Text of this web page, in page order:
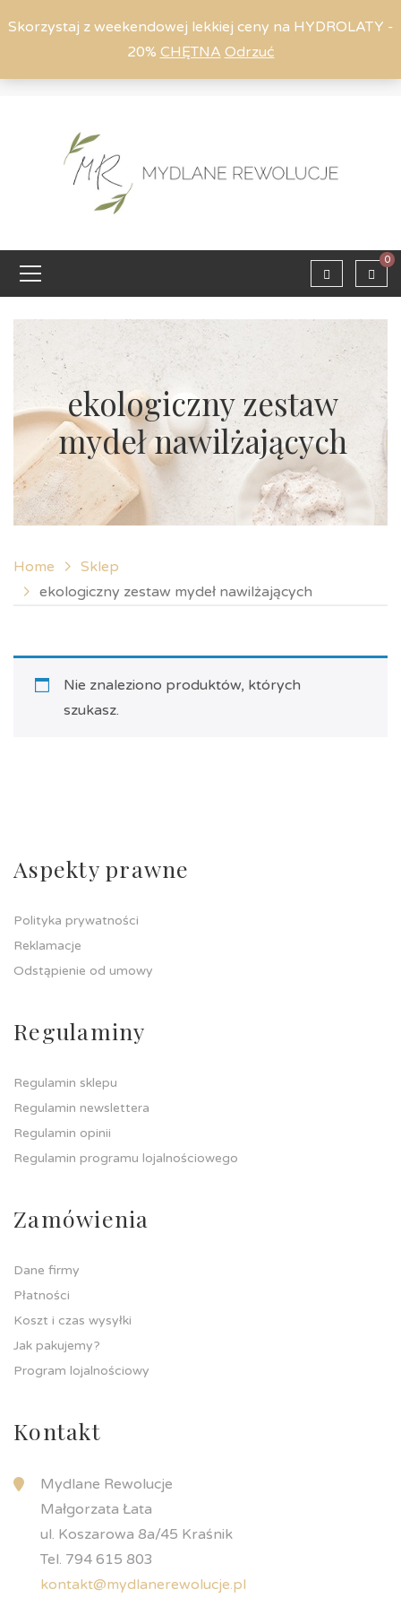
Skorzystaj z weekendowej lekkiej ceny na HYDROLATY -
20% CHĘTNA Odrzuć
0
ekologiczny zestaw
mydeł nawilżających
Home
Sklep
ekologiczny zestaw mydeł nawilżających
Nie znaleziono produktów, których
szukasz.
Aspekty prawne
Polityka prywatności
Reklamacje
Odstąpienie od umowy
Regulaminy
Regulamin sklepu
Regulamin newslettera
Regulamin opinii
Regulamin programu lojalnościowego
Zamówienia
Dane firmy
Płatności
Koszt i czas wysyłki
Jak pakujemy?
Program lojalnościowy
Kontakt
Mydlane Rewolucje
Małgorzata Łata
ul. Koszarowa 8a/45 Kraśnik
Tel. 794 615 803
kontakt@mydlanerewolucje.pl